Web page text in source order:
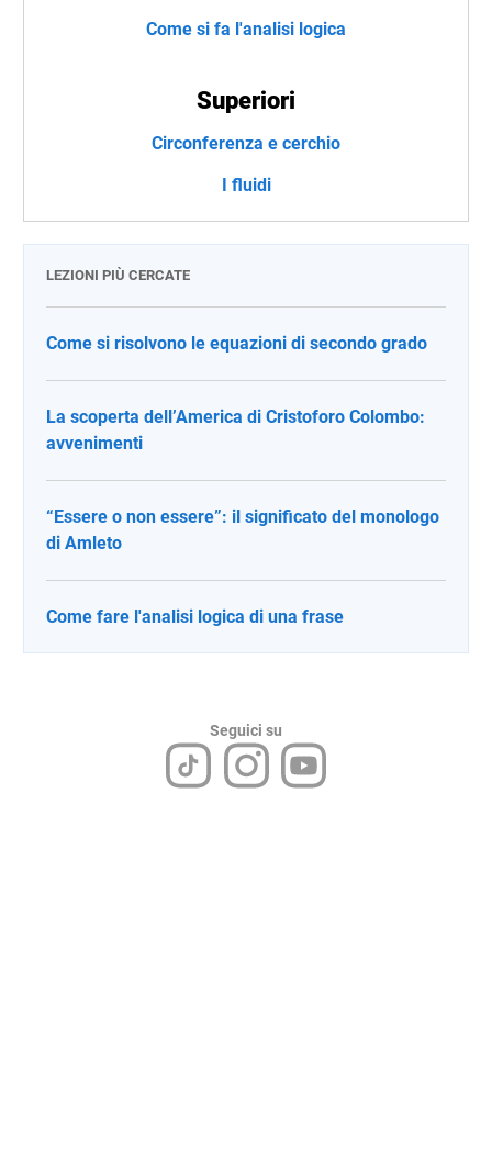
Come si fa l'analisi logica
Superiori
Circonferenza e cerchio
I fluidi
LEZIONI PIÙ CERCATE
Come si risolvono le equazioni di secondo grado
La scoperta dell’America di Cristoforo Colombo:
avvenimenti
“Essere o non essere”: il significato del monologo
di Amleto
Come fare l'analisi logica di una frase
Seguici su